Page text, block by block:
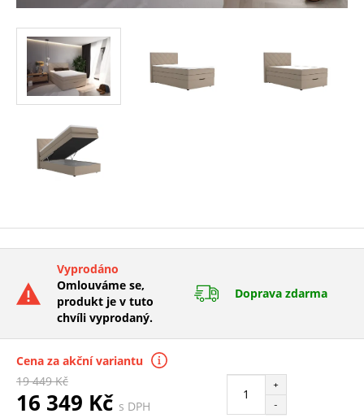
Vyprodáno
Omlouváme se,
produkt je v tuto
chvíli vyprodaný.
Doprava zdarma
Cena za akční variantu
19 449 Kč
16 349 Kč s DPH
+
-